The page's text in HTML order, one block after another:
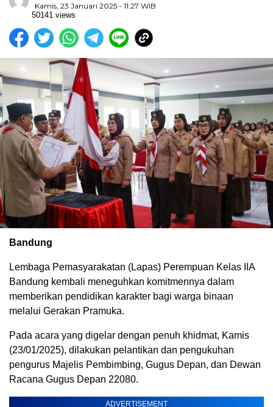
Kamis, 23 Januari 2025 - 11:27 WIB
50141 views
Bandung
Lembaga Pemasyarakatan (Lapas) Perempuan Kelas IIA
Bandung kembali meneguhkan komitmennya dalam
memberikan pendidikan karakter bagi warga binaan
melalui Gerakan Pramuka.
Pada acara yang digelar dengan penuh khidmat, Kamis
(23/01/2025), dilakukan pelantikan dan pengukuhan
pengurus Majelis Pembimbing, Gugus Depan, dan Dewan
Racana Gugus Depan 22080.
ADVERTISEMENT